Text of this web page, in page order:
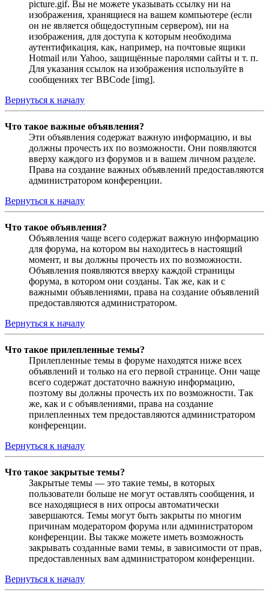
picture.gif. Вы не можете указывать ссылку ни на
изображения, хранящиеся на вашем компьютере (если
он не является общедоступным сервером), ни на
изображения, для доступа к которым необходима
аутентификация, как, например, на почтовые ящики
Hotmail или Yahoo, защищённые паролями сайты и т. п.
Для указания ссылок на изображения используйте в
сообщениях тег BBCode [img].
Вернуться к началу
Что такое важные объявления?
Эти объявления содержат важную информацию, и вы
должны прочесть их по возможности. Они появляются
вверху каждого из форумов и в вашем личном разделе.
Права на создание важных объявлений предоставляются
администратором конференции.
Вернуться к началу
Что такое объявления?
Объявления чаще всего содержат важную информацию
для форума, на котором вы находитесь в настоящий
момент, и вы должны прочесть их по возможности.
Объявления появляются вверху каждой страницы
форума, в котором они созданы. Так же, как и с
важными объявлениями, права на создание объявлений
предоставляются администратором.
Вернуться к началу
Что такое прилепленные темы?
Прилепленные темы в форуме находятся ниже всех
объявлений и только на его первой странице. Они чаще
всего содержат достаточно важную информацию,
поэтому вы должны прочесть их по возможности. Так
же, как и с объявлениями, права на создание
прилепленных тем предоставляются администратором
конференции.
Вернуться к началу
Что такое закрытые темы?
Закрытые темы — это такие темы, в которых
пользователи больше не могут оставлять сообщения, и
все находящиеся в них опросы автоматически
завершаются. Темы могут быть закрыты по многим
причинам модератором форума или администратором
конференции. Вы также можете иметь возможность
закрывать созданные вами темы, в зависимости от прав,
предоставленных вам администратором конференции.
Вернуться к началу